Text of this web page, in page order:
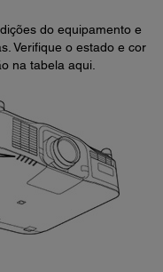
do equipamento e
Verifique o estado e cor
na tabela aqui.